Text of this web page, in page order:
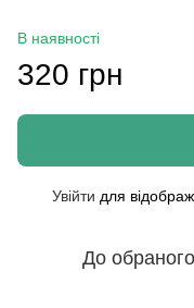
В наявності
320 грн
Увійти для
До обраного